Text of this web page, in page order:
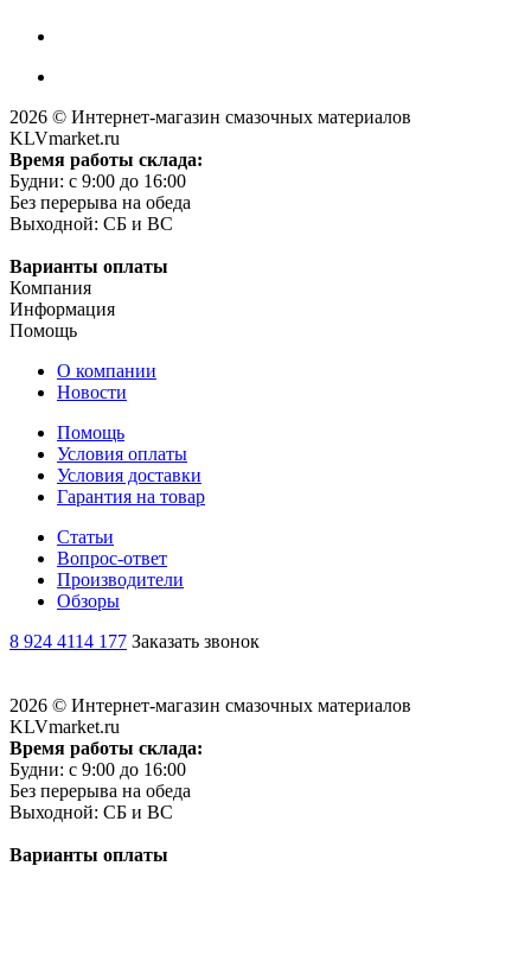
2026 © Интернет-магазин смазочных материалов
KLVmarket.ru
Время работы склада:
Будни: c 9:00 до 16:00
Без перерыва на обеда
Выходной: СБ и ВС
Варианты оплаты
Компания
Информация
Помощь
О компании
Новости
Помощь
Условия оплаты
Условия доставки
Гарантия на товар
Статьи
Вопрос-ответ
Производители
Обзоры
8 924 4114 177 Заказать звонок
2026 © Интернет-магазин смазочных материалов
KLVmarket.ru
Время работы склада:
Будни: c 9:00 до 16:00
Без перерыва на обеда
Выходной: СБ и ВС
Варианты оплаты